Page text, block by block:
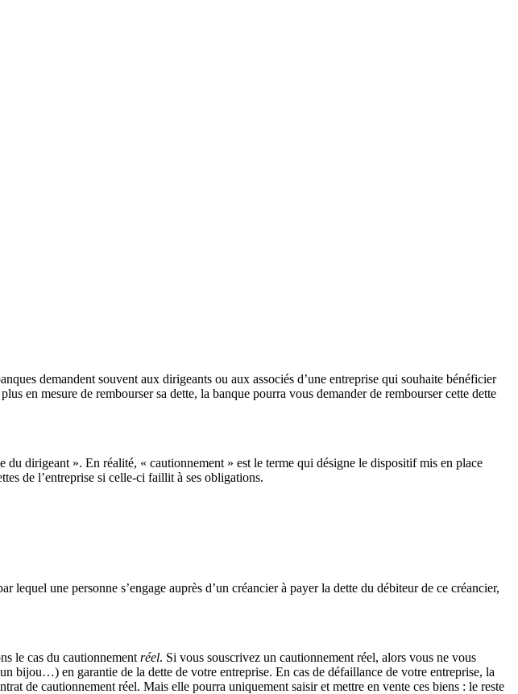
demandent souvent aux dirigeants ou aux associés d’une entreprise qui souhaite bénéficier
en mesure de rembourser sa dette, la banque pourra vous demander de rembourser cette dette
dirigeant ». En réalité, « cautionnement » est le terme qui désigne le dispositif mis en place
de l’entreprise si celle-ci faillit à ses obligations.
une personne s’engage auprès d’un créancier à payer la dette du débiteur de ce créancier,
le cas du cautionnement réel. Si vous souscrivez un cautionnement réel, alors vous ne vous
bijou…) en garantie de la dette de votre entreprise. En cas de défaillance de votre entreprise, la
de cautionnement réel. Mais elle pourra uniquement saisir et mettre en vente ces biens : le reste